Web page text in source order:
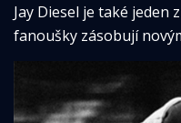
Jay Diesel je také jeden
fanoušky zásobují